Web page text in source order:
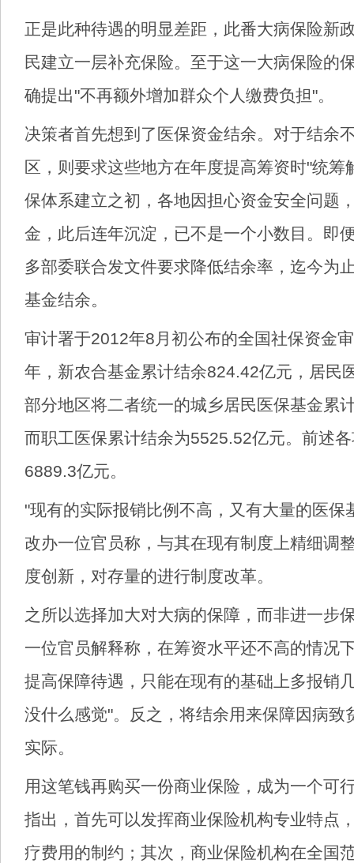
正是此种待遇的明显差距，此番大病保险新
民建立一层补充保险。至于这一大病保险的
确提出"不再额外增加群众个人缴费负担"。
决策者首先想到了医保资金结余。对于结余
区，则要求这些地方在年度提高筹资时"统筹
保体系建立之初，各地因担心资金安全问题
金，此后连年沉淀，已不是一个小数目。即
多部委联合发文件要求降低结余率，迄今为
基金结余。
审计署于2012年8月初公布的全国社保资金
年，新农合基金累计结余824.42亿元，居民
部分地区将二者统一的城乡居民医保基金累
而职工医保累计结余为5525.52亿元。前述
6889.3亿元。
"现有的实际报销比例不高，又有大量的医保
改办一位官员称，与其在现有制度上精细调
度创新，对存量的进行制度改革。
之所以选择加大对大病的保障，而非进一步
一位官员解释称，在筹资水平还不高的情况
提高保障待遇，只能在现有的基础上多报销
没什么感觉"。反之，将结余用来保障因病致
实际。
用这笔钱再购买一份商业保险，成为一个可
指出，首先可以发挥商业保险机构专业特点
疗费用的制约；其次，商业保险机构在全国